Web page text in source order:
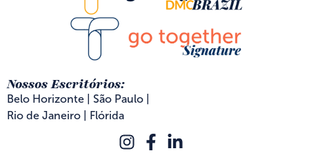
Nossos Escritórios:
Belo Horizonte | São Paulo |
Rio de Janeiro | Flórida